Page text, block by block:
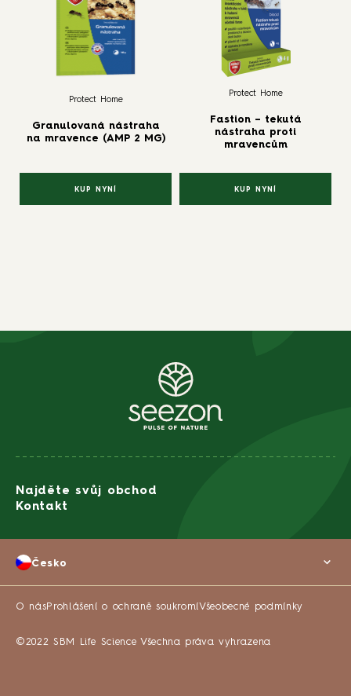
Protect Home
Granulovaná nástraha
na mravence (AMP 2 MG)
KUP NYNÍ
Protect Home
Fastion – tekutá
nástraha proti
mravencům
KUP NYNÍ
Najděte svůj obchod
Kontakt
O násProhlášení o ochraně soukromíVšeobecné podmínky
©2022 SBM Life Science Všechna práva vyhrazena
Česko